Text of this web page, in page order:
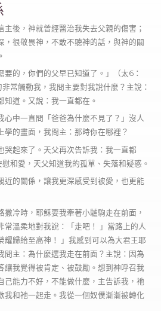
主後，神就曾經醫治我失去父親的傷害；
，很敬畏神，不敢不聽神的話，與神的關
的，你們的父早已知道了。」（太6：
常觸動我，我問主要對我說什麼？主說：
知道。又說：我一直都在。
心中一直問「爸爸為什麼不見了？」沒人
學的畫面，我問主：那時你在哪裡？
哭起來了。天父再次告訴我：我一直都
和愛，天父知道我的孤單、失落和疑惑。
近的關係，讓我更深感受到被愛，也更能
撒冷時，耶穌要我牽著小驢駒走在前面，
常溫柔地對我說：「走吧！ 」當路上的人
耀歸給至高神！ 」我感到可以為大君王耶
問主：為什麼選我走在前面？主說：因為
讓我覺得被肯定、被鼓勵。想到神呼召我
己能力不好，不能做什麼，主告訴我，祂
我和祂一起走。我從一個奴僕漸漸被轉化